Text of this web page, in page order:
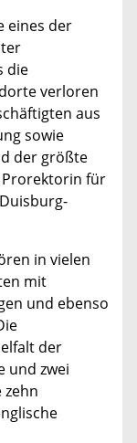
eines der
die
verloren
aus
sowie
der größte
Prorektorin für
in vielen
mit
und ebenso
der
und zwei
zehn